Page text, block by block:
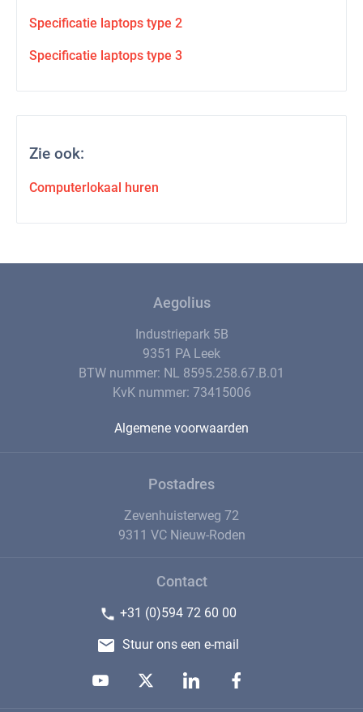
Specificatie laptops type 2
Specificatie laptops type 3
Zie ook:
Computerlokaal huren
Aegolius
Industriepark 5B
9351 PA Leek
BTW nummer: NL 8595.258.67.B.01
KvK nummer: 73415006
Algemene voorwaarden
Postadres
Zevenhuisterweg 72
9311 VC Nieuw-Roden
Contact
+31 (0)594 72 60 00
Stuur ons een e-mail